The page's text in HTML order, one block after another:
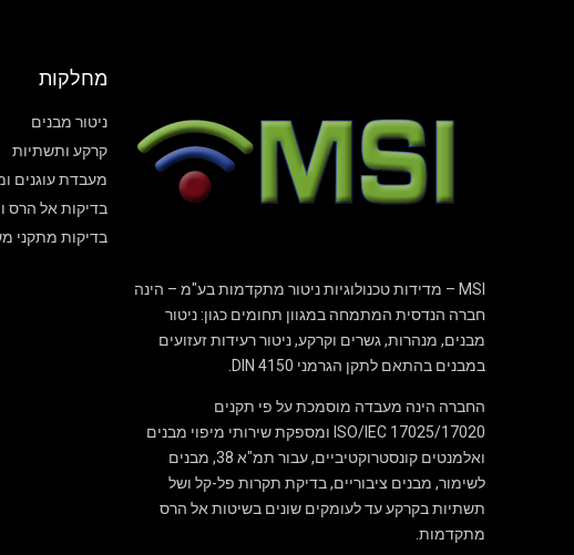
MSI – מדידות טכנולוגיות ניטור מתקדמות בע"מ – הינה
חברה הנדסית המתמחה במגוון תחומים כגון: ניטור
מבנים, מנהרות, גשרים וקרקע, ניטור רעידות זעזועים
במבנים בהתאם לתקן הגרמני DIN 4150.
החברה הינה מעבדה מוסמכת על פי תקנים
17020/ISO/IEC 17025 ומספקת שירותי מיפוי מבנים
ואלמנטים קונסטרוקטיביים, עבור תמ"א 38, מבנים
לשימור, מבנים ציבוריים, בדיקת תקרות פל-קל ושל
תשתיות בקרקע עד לעומקים שונים בשיטות אל הרס
מתקדמות.
מחלקות
ניטור מבנים
קרקע ותשתיות
מעבדת עוגנים
בדיקות אל הרס
בדיקות מתקני